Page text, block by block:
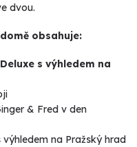
dvou.
obsahuje:
s výhledem na
& Fred v den
na Pražský hrad